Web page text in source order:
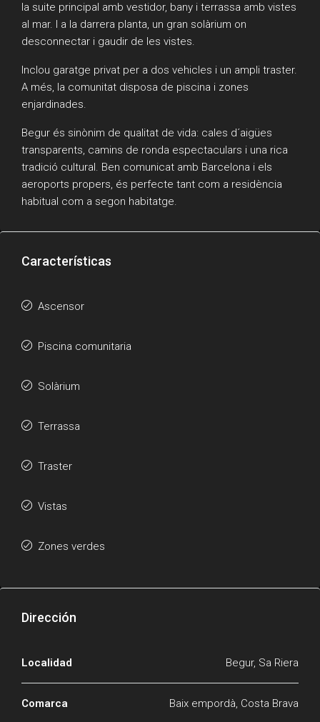
la suite principal amb vestidor, bany i terrassa amb vistes
al mar. I a la darrera planta, un gran solàrium on
desconnectar i gaudir de les vistes.
Inclou garatge privat per a dos vehicles i un ampli traster.
A més, la comunitat disposa de piscina i zones
enjardinades.
Begur és sinònim de qualitat de vida: cales d´aigües
transparents, camins de ronda espectaculars i una rica
tradició cultural. Ben comunicat amb Barcelona i els
aeroports propers, és perfecte tant com a residència
habitual com a segon habitatge.
Características
Ascensor
Piscina comunitaria
Solàrium
Terrassa
Traster
Vistas
Zones verdes
Dirección
Localidad Begur, Sa Riera
Comarca Baix empordà, Costa Brava